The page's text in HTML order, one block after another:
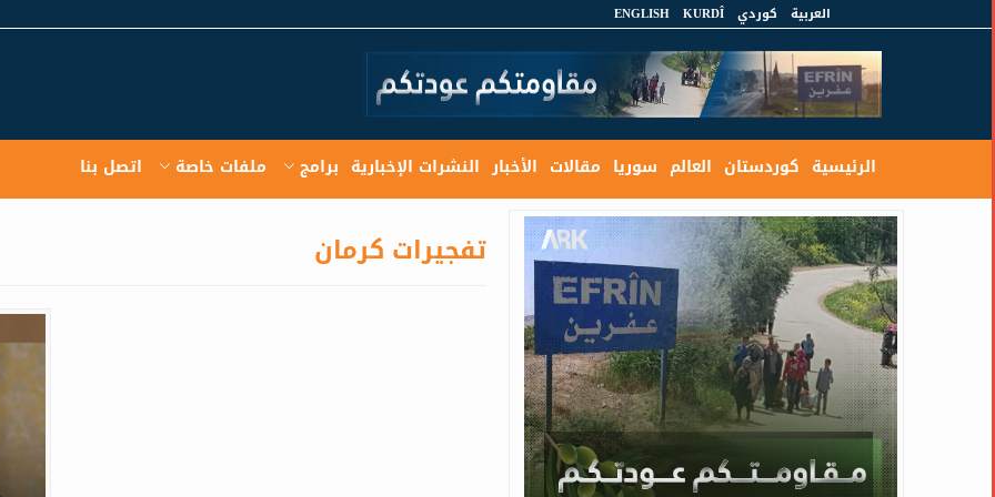
العربية كوردي KURDÎ
ENGLISH
الرئيسية كوردستان العالم سوريا مقالات الأخبار النشرات الإخبارية برامج ملفات خاصة اتصل بنا
تفجيرات كرمان